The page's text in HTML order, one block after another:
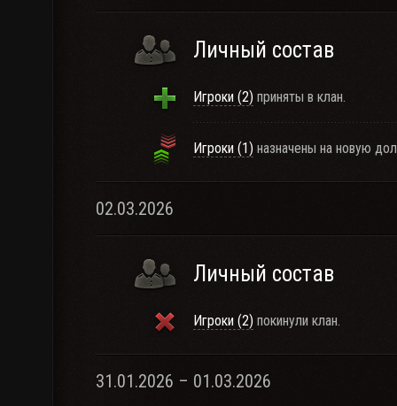
Личный состав
Игроки (2) приняты в клан.
Игроки (1) назначены на новую
02.03.2026
Личный состав
Игроки (2) покинули клан.
31.01.2026 – 01.03.2026